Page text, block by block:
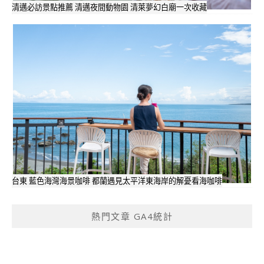
清邁必訪景點推薦 清邁夜間動物園 清萊夢幻白廟一次收藏
台東 藍色海灣海景咖啡 都蘭遇見太平洋東海岸的解憂看海咖啡
熱門文章 GA4統計